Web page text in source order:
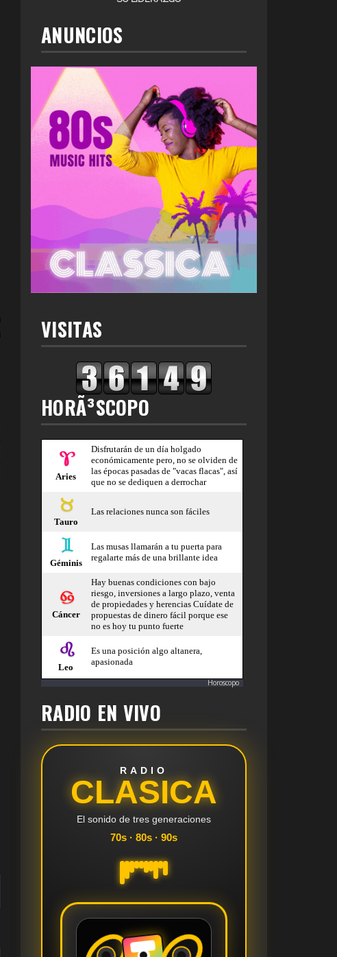
ANUNCIOS
VISITAS
HORÃ³SCOPO
Horoscopo
RADIO EN VIVO
RADIO
CLASICA
El sonido de tres generaciones
70s · 80s · 90s